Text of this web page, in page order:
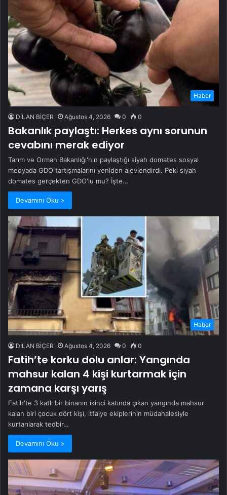
Haber
DİLAN BİÇER Ağustos 4, 2026 0 0
Bakanlık paylaştı: Herkes aynı sorunun
cevabını merak ediyor
Tarım ve Orman Bakanlığı'nın paylaştığı siyah domates sosyal
medyada GDO tartışmalarını yeniden alevlendirdi. Peki siyah
domates gerçekten GDO'lu mu? İşte…
Devamını Oku »
Haber
DİLAN BİÇER Ağustos 4, 2026 0 0
Fatih’te korku dolu anlar: Yangında
mahsur kalan 4 kişi kurtarmak için
zamana karşı yarış
Fatih'te 3 katlı bir binanın ikinci katında çıkan yangında mahsur
kalan biri çocuk dört kişi, itfaiye ekiplerinin müdahalesiyle
kurtarılarak tedbir…
Devamını Oku »